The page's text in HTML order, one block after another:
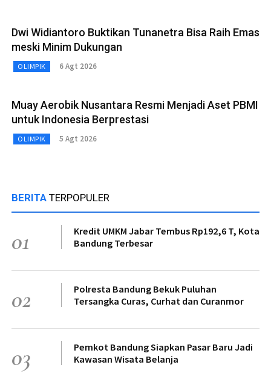
Dwi Widiantoro Buktikan Tunanetra Bisa Raih Emas
meski Minim Dukungan
OLIMPIK 6 Agt 2026
Muay Aerobik Nusantara Resmi Menjadi Aset PBMI
untuk Indonesia Berprestasi
OLIMPIK 5 Agt 2026
BERITA TERPOPULER
01
Kredit UMKM Jabar Tembus Rp192,6 T, Kota
Bandung Terbesar
02
Polresta Bandung Bekuk Puluhan
Tersangka Curas, Curhat dan Curanmor
03
Pemkot Bandung Siapkan Pasar Baru Jadi
Kawasan Wisata Belanja